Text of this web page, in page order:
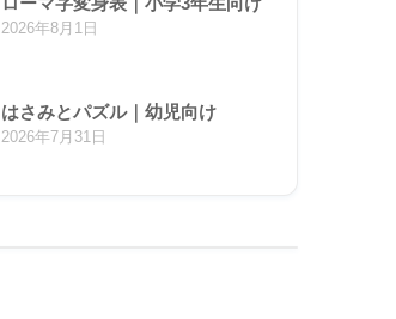
2026年8月1日
はさみとパズル｜幼児向け
2026年7月31日